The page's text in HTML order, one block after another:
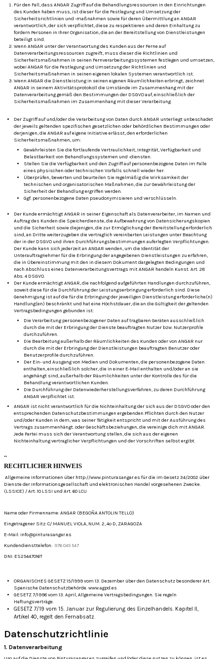
Für den Fall, dass ANGAR Zugriff auf die Behandlungsressourcen in den Einrichtungen
des Kunden haben muss, ist dieser für die Festlegung und Umsetzung der
Sicherheitsrichtlinien und -maßnahmen sowie für deren Übermittlung an ANGAR
verantwortlich, der sich verpflichtet, diese zu respektieren und deren Einhaltung zu
fordern Personen in Ihrer Organisation, die an der Bereitstellung von Dienstleistungen
beteiligt sind.
Wenn ANGAR unter der Verantwortung des Kunden aus der Ferne auf
Datenverarbeitungsressourcen zugreift, muss dieser die Richtlinien und
Sicherheitsmaßnahmen in seinen Fernverarbeitungssystemen festlegen und umsetzen,
wobei ANGAR für die Festlegung und Umsetzung der Richtlinien und
Sicherheitsmaßnahmen in seinen eigenen lokalen Systemen verantwortlich ist.
Wenn ANGAR die Dienstleistung in seinen eigenen Räumlichkeiten erbringt, zeichnet
ANGAR in seinem Aktivitätsprotokoll die Umstände im Zusammenhang mit der
Datenverarbeitung gemäß den Bestimmungen der DSGVO auf, einschließlich der
Sicherheitsmaßnahmen im Zusammenhang mit dieser Verarbeitung.
Der Zugriff auf und/oder die Verarbeitung von Daten durch ANGAR unterliegt unbeschadet
der jeweils geltenden spezifischen gesetzlichen oder behördlichen Bestimmungen oder
derjenigen, die ANGAR auf eigene Initiative erlässt, den erforderlichen
Sicherheitsmaßnahmen, um:
Gewährleisten Sie die fortlaufende Vertraulichkeit, Integrität, Verfügbarkeit und
Belastbarkeit von Behandlungssystemen und -diensten.
Stellen Sie die Verfügbarkeit und den Zugriff auf personenbezogene Daten im Falle
eines physischen oder technischen Vorfalls schnell wieder her.
Überprüfen, bewerten und beurteilen Sie regelmäßig die Wirksamkeit der
technischen und organisatorischen Maßnahmen, die zur Gewährleistung der
Sicherheit der Behandlung ergriffen werden.
Ggf. personenbezogene Daten pseudonymisieren und verschlüsseln.
Der Kunde ermächtigt ANGAR in seiner Eigenschaft als Datenverarbeiter, im Namen und
Auftrag des Kunden die Speicherdienste, die Aufbewahrung von Datensicherungskopien
und die Sicherheit sowie diejenigen, die zur Ermöglichung der Bereitstellung erforderlich
sind, an Dritte weiterzugeben die vertraglich vereinbarten Leistungen unter Beachtung
der in der DSGVO und ihren Durchführungsbestimmungen auferlegten Verpflichtungen.
Der Kunde kann sich jederzeit an ANGAR wenden, um die Identität der
Unterauftragnehmer für die Erbringung der angegebenen Dienstleistungen zu erfahren,
die in Übereinstimmung mit den in diesem Dokument dargelegten Bedingungen und
nach Abschluss eines Datenverarbeitungsvertrags mit ANGAR handeln Kunst.Art. 28
Abs. 4 DSGVO.
Der Kunde ermächtigt ANGAR, die nachfolgend aufgeführten Handlungen durchzuführen,
soweit diese für die Durchführung der Leistungserbringung erforderlich sind. Diese
Genehmigung ist auf die für die Erbringung der jeweiligen Dienstleistung erforderliche(n)
Handlung(en) beschränkt und hat eine Höchstdauer, die an die Gültigkeit der geltenden
Vertragsbedingungen gebunden ist:
Die Verarbeitung personenbezogener Daten auf tragbaren Geräten ausschließlich
durch die mit der Erbringung der Dienste beauftragten Nutzer bzw. Nutzerprofile
durchzuführen.
Die Bearbeitung außerhalb der Räumlichkeiten des Kunden oder von ANGAR nur
durch die mit der Erbringung der Dienstleistungen beauftragten Benutzer oder
Benutzerprofile durchzuführen.
Der Ein- und Ausgang von Medien und Dokumenten, die personenbezogene Daten
enthalten, einschließlich solcher, die in einer E-Mail enthalten und/oder an sie
angehängt sind, außerhalb der Räumlichkeiten unter der Kontrolle des für die
Behandlung verantwortlichen Kunden.
Die Durchführung der Datenwiederherstellungsverfahren, zu deren Durchführung
ANGAR verpflichtet ist.
ANGAR ist nicht verantwortlich für die Nichteinhaltung der sich aus der DSGVO oder den
entsprechenden Datenschutzbestimmungen ergebenden Pflichten durch den Nutzer
und/oder Kunden in dem, was seiner Tätigkeit entspricht und mit der Ausführung des
Vertrags zusammenhängt. oder Geschäftsbeziehungen, die vereinige dich mit ANGAR.
Jede Partei muss sich der Verantwortung stellen, die sich aus der eigenen
Nichteinhaltung vertraglicher Verpflichtungen und der Vorschriften selbst ergibt.
..
RECHTLICHER HINWEIS
Allgemeine Informationen über http://www.pinturasangar.es für die im Gesetz 34/2002 über
Dienste der Informationsgesellschaft und elektronischen Handel vorgesehenen Zwecke.
(LSSICE) / Art. 10 LSSI und Art.60 LCU
Name oder Firmenname: ANGAR (BEGOÑA ANTOLIN TELLO)
Eingetragener Sitz: C/ MANUEL VIOLA, NUM.2, 4º D, ZARAGOZA
E-Mail: info@pinturasangar.es
Kundendiensttelefon: 976 045 547
DNI: ES25447016T
ORGANISCHES GESETZ 15/1999 vom 13. Dezember über den Datenschutz besonderer Art.
Spanische Datenschutzbehörde.www.agpd.es
GESETZ 7/1998 vom 13. April, Allgemeine Vertragsbedingungen. Sie regeln
Haftungsverträge.
GESETZ 7/19 vom 15. Januar zur Regulierung des Einzelhandels. Kapitel II,
Artikel 40, regelt den Fernabsatz.
Datenschutzrichtlinie
1. Datenverarbeitung